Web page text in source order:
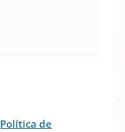
Política de